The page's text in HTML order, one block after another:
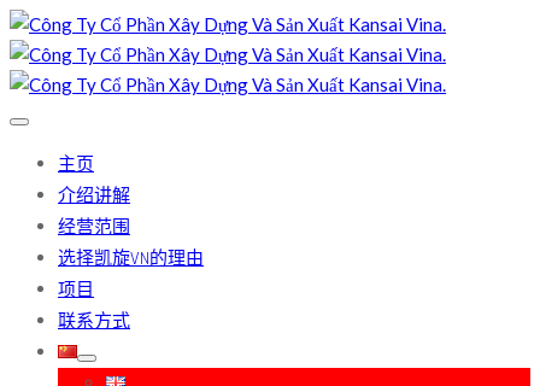
主页
介绍讲解
经营范围
选择凯旋VN的理由
项目
联系方式